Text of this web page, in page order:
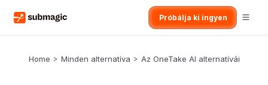
Próbálja ki ingyen
Home > Minden alternatíva > Az OneTake AI alternatívái